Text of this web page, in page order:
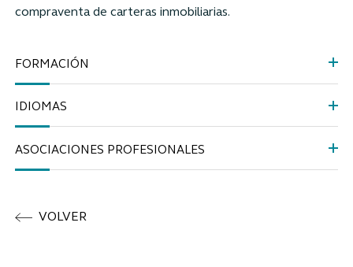
compraventa de carteras inmobiliarias.
FORMACIÓN
IDIOMAS
ASOCIACIONES PROFESIONALES
VOLVER